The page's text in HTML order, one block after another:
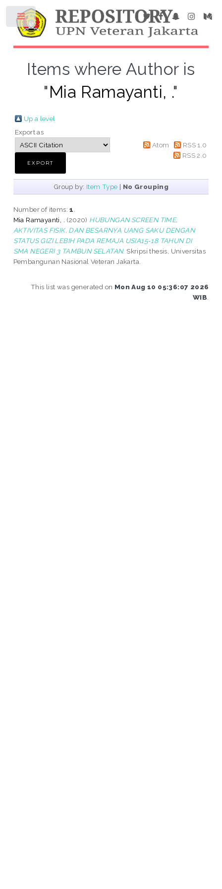
Items where Author is
"Mia Ramayanti, ."
Up a level
Export as
Atom
RSS 1.0
RSS 2.0
Group by: Item Type | No Grouping
Number of items:1
Mia Ramayanti, .
(2020) HUBUNGAN SCREEN TIME,
AKTIVITAS FISIK, DAN BESARNYA UANG SAKU DENGAN
STATUS GIZI LEBIH PADA REMAJA USIA15-18 TAHUN DI
SMA NEGERI 3 TAMBUN SELATAN. Skripsi thesis, Universitas
Pembangunan Nasional Veteran Jakarta.
This list was generated on Mon Aug 10 05:36:07 2026
WIB